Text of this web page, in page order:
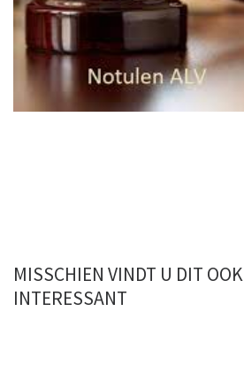
MISSCHIEN VINDT U DIT OOK
INTERESSANT